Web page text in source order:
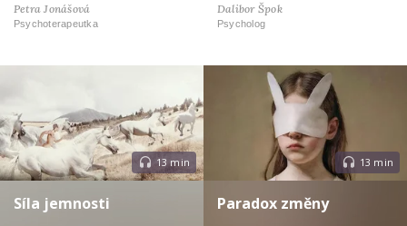
Petra Jonášová
Psychoterapeutka
Dalibor Špok
Psycholog
13 min
Síla jemnosti
13 min
Paradox změny